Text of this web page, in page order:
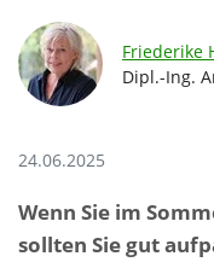
Friederike
Dipl.-Ing.
24.06.2025
Wenn Sie im
sollten Sie gut